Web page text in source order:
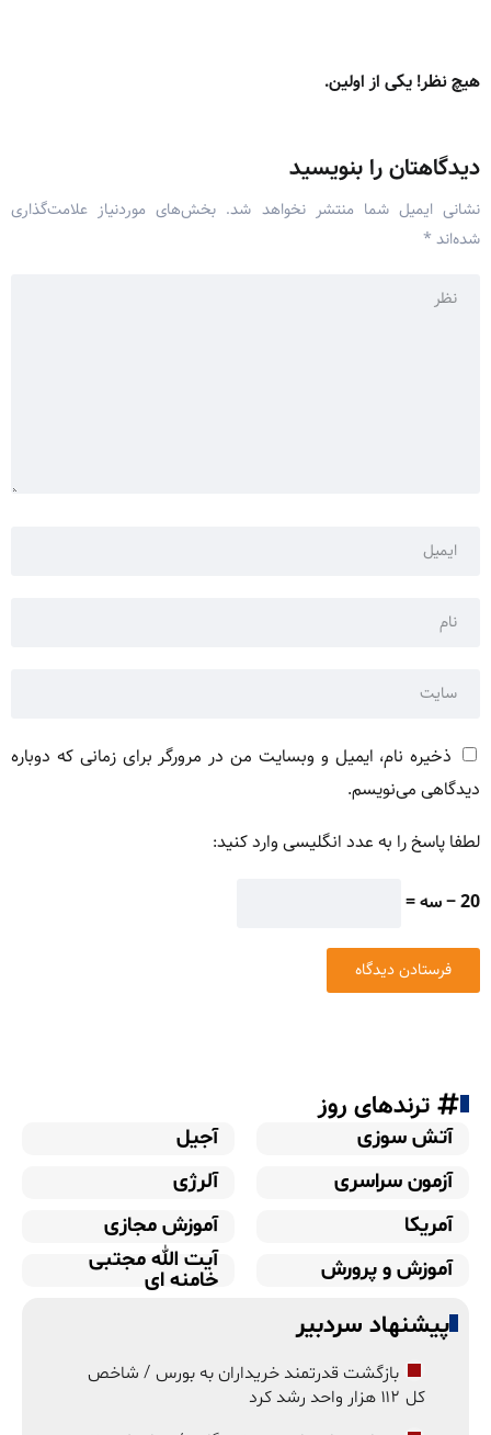
هیچ نظر! یکی از اولین.
دیدگاهتان را بنویسید
نشانی ایمیل شما منتشر نخواهد شد. بخش‌های موردنیاز علامت‌گذاری
شده‌اند *
ذخیره نام، ایمیل و وبسایت من در مرورگر برای زمانی که دوباره
دیدگاهی می‌نویسم.
لطفا پاسخ را به عدد انگلیسی وارد کنید:
20 − سه =
ترندهای روز
آتش سوزی
آجیل
آزمون سراسری
آلرژی
آمریکا
آموزش مجازی
آموزش و پرورش
آیت الله مجتبی
خامنه ای
پیشنهاد سردبیر
بازگشت قدرتمند خریداران به بورس / شاخص
کل ۱۱۲ هزار واحد رشد کرد